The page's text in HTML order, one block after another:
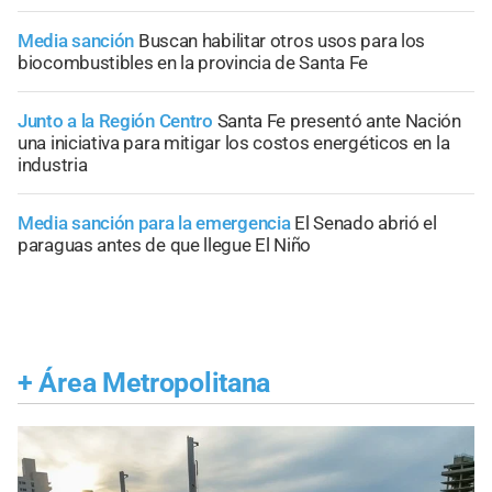
Media sanción Buscan habilitar otros usos para los
biocombustibles en la provincia de Santa Fe
Junto a la Región Centro Santa Fe presentó ante Nación
una iniciativa para mitigar los costos energéticos en la
industria
Media sanción para la emergencia El Senado abrió el
paraguas antes de que llegue El Niño
+ Área Metropolitana